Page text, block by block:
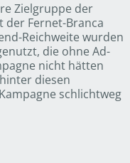
Zielgruppe der
Fernet-Branca
Reichweite wurden
die ohne Ad-
nicht hätten
diesen
schlichtweg